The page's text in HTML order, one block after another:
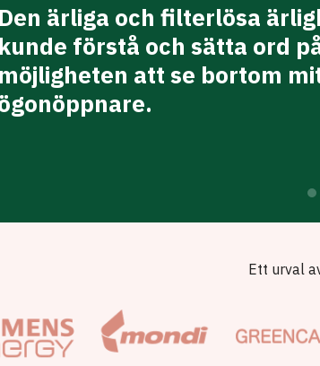
Den ärliga och filterlösa
kunde förstå och sätta ord
möjligheten att se bortom
Ett urval